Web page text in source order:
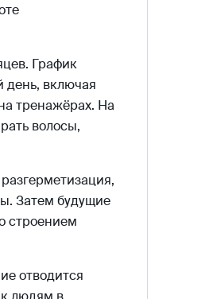
График
день, включая
тренажёрах. На
волосы,
Затем будущие
строением
отводится